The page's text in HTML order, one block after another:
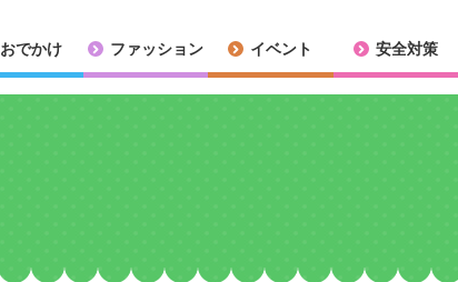
おでかけ ファッション イベント 安全対策